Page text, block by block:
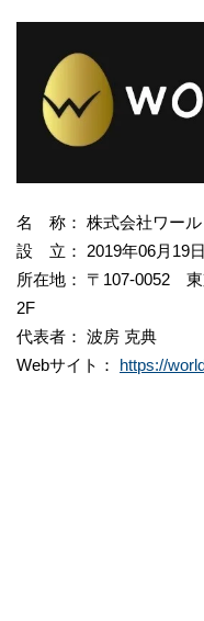
名 称： 株式会社ワール
設 立： 2019年06月19日
所在地： 〒107-0052
2F
代表者： 波房 克典
Webサイト： https://